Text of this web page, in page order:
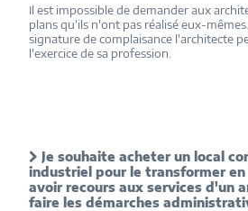
Il est impossible de demander aux
plans qu'ils n'ont pas réalisé eux-
signature de complaisance l'architecte
l'exercice de sa profession.
Je souhaite acheter un local
industriel pour le transformer
avoir recours aux services d'un
faire les démarches